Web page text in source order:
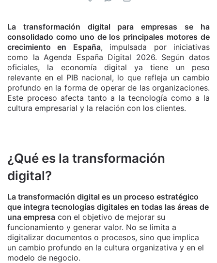
La transformación digital para empresas se ha
consolidado como uno de los principales motores de
crecimiento en España, impulsada por iniciativas
como la Agenda España Digital 2026. Según datos
oficiales, la economía digital ya tiene un peso
relevante en el PIB nacional, lo que refleja un cambio
profundo en la forma de operar de las organizaciones.
Este proceso afecta tanto a la tecnología como a la
cultura empresarial y la relación con los clientes.
¿Qué es la transformación
digital?
La transformación digital es un proceso estratégico
que integra tecnologías digitales en todas las áreas de
una empresa con el objetivo de mejorar su
funcionamiento y generar valor. No se limita a
digitalizar documentos o procesos, sino que implica
un cambio profundo en la cultura organizativa y en el
modelo de negocio.